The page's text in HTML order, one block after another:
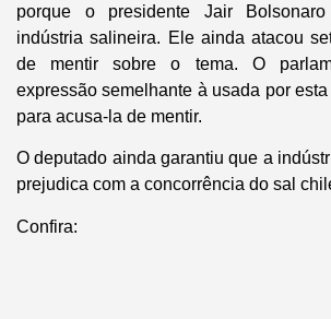
porque o presidente Jair
indústria salineira. Ele ainda atacou
de mentir sobre o tema. O
expressão semelhante à usada por
para acusa-la de mentir.
O deputado ainda garantiu que a
prejudica com a concorrência do sal
Confira: